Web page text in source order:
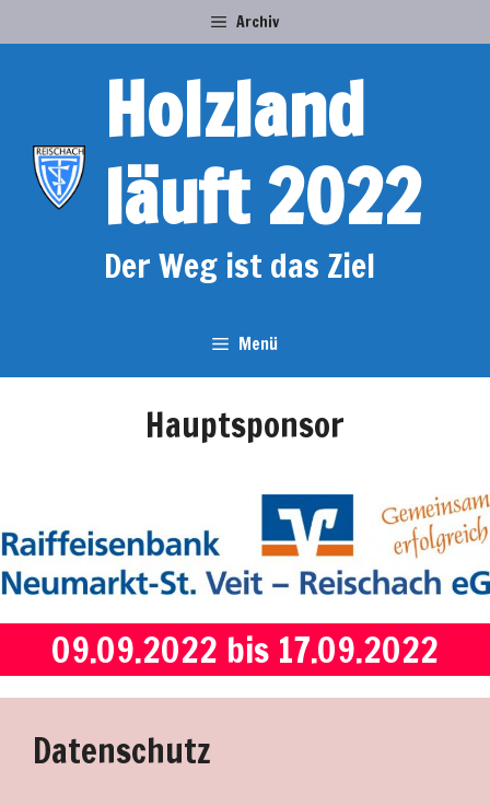
Inhalt
Archiv
Holzland
läuft 2022
Der Weg ist das Ziel
Menü
Hauptsponsor
09.09.2022 bis 17.09.2022
Datenschutz